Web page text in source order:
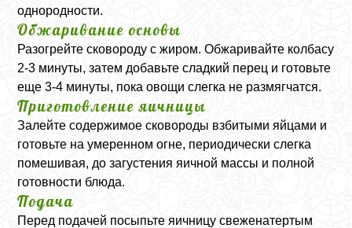
однородности.
Обжаривание основы
Разогрейте сковороду с жиром. Обжаривайте колбасу
2-3 минуты, затем добавьте сладкий перец и готовьте
еще 3-4 минуты, пока овощи слегка не размягчатся.
Приготовление яичницы
Залейте содержимое сковороды взбитыми яйцами и
готовьте на умеренном огне, периодически слегка
помешивая, до загустения яичной массы и полной
готовности блюда.
Подача
Перед подачей посыпьте яичницу свеженатертым